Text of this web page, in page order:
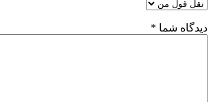
دیدگاه شما *